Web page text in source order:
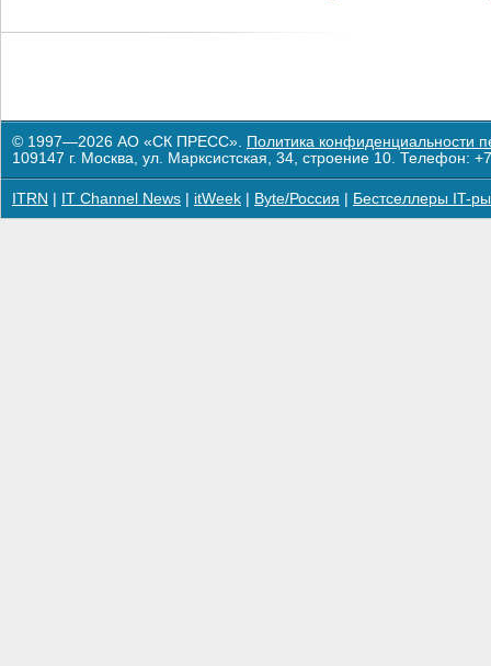
© 1997—2026 АО «СК ПРЕСС». Политика конфиденциальности
109147 г. Москва, ул. Марксистская, 34, строение 10. Телефон:
ITRN IT Channel News itWeek Byte/Россия Бестселлеры IT-